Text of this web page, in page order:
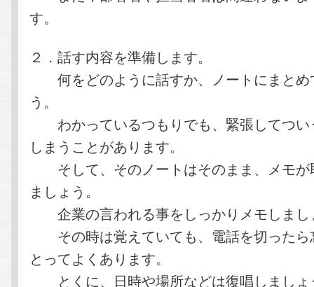
す。
２．話す内容を準備します。
何をどのように話すか、ノートにまとめ
う。
わかっているつもりでも、緊張してつい
しまうことがあります。
そして、そのノートはそのまま、メモが
ましょう。
企業の言われる事をしっかりメモしまし
その時は覚えていても、電話を切ったら
とってよくあります。
とくに、日時や場所などは復唱しましょ